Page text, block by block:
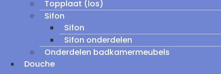
Topplaat (los)
Sifon
Sifon
Sifon onderdelen
Onderdelen badkamermeubels
Douche